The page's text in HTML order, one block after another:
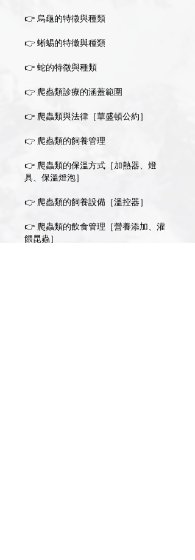
👉 烏龜的特徵與種類
👉 蜥蜴的特徵與種類
👉 蛇的特徵與種類
👉 爬蟲類診療的涵蓋範圍
👉 爬蟲類與法律［華盛頓公約］
👉 爬蟲類的飼養管理
👉 爬蟲類的保溫方式［加熱器、燈
具、保溫燈泡］
👉 爬蟲類的飼養設備［溫控器］
👉 爬蟲類的飲食管理［營養添加、灌
餵昆蟲］